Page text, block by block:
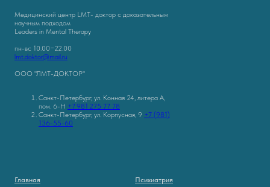
Медицинский центр LMT- доктор с доказательным
научным подходом
Leaders in Mental Therapy
пн-вс 10.00−22.00
lmt.doktor@mail.ru
ООО "ЛМТ-ДОКТОР"
Санкт-Петербург, ул. Конная 24, литера А,
пом. 6-Н +7 981 275 77 78
Санкт-Петербург, ул. Корпусная, 9 +7 (981)
136-55-60
Главная Психиатрия